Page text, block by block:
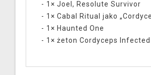
- 1× Joel, Resolute Survivor
- 1× Cabal Ritual jako
- 1× Haunted One
- 1× żeton Cordyceps Infected